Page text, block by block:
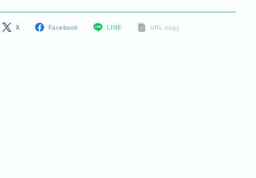
X Facebook LINE URL copy